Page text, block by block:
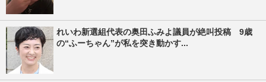
れいわ新選組代表の奥田ふみよ議員が絶叫投稿 9歳
の“ふーちゃん”が私を突き動かす...